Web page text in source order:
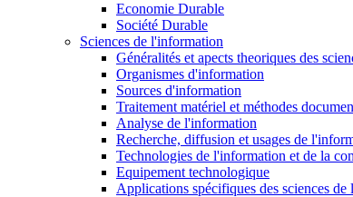
Economie Durable
Société Durable
Sciences de l'information
Généralités et apects theoriques des
Organismes d'information
Sources d'information
Traitement matériel et méthodes
Analyse de l'information
Recherche, diffusion et usages de
Technologies de l'information et de la
Equipement technologique
Applications spécifiques des sciences